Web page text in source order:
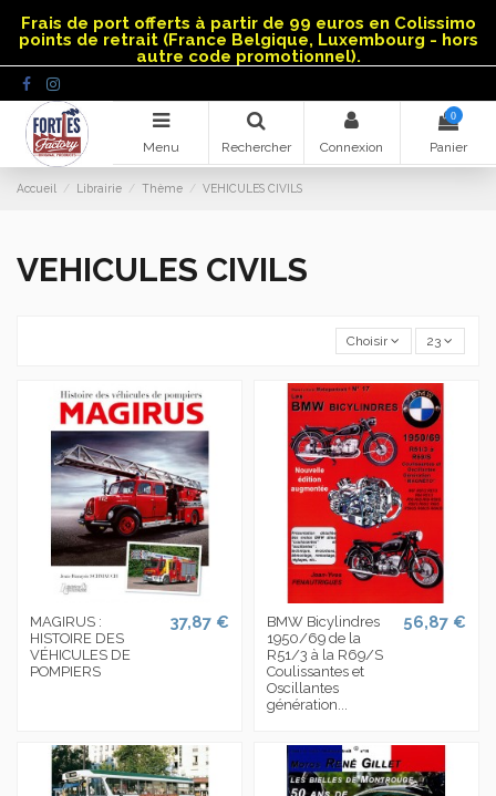
Frais de port offerts à partir de 99 euros en Colissimo
points de retrait (France Belgique, Luxembourg - hors
autre code promotionnel).
Menu Rechercher Connexion
0
Panier
Accueil Librairie Thème VEHICULES CIVILS
VEHICULES CIVILS
Choisir 23
MAGIRUS :
HISTOIRE DES
VÉHICULES DE
POMPIERS
37,87 €
BMW Bicylindres
1950/69 de la
R51/3 à la R69/S
Coulissantes et
Oscillantes
génération...
56,87 €